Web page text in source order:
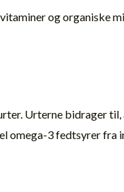
og organiske
Urterne bidrager
omega-3 fedtsyrer